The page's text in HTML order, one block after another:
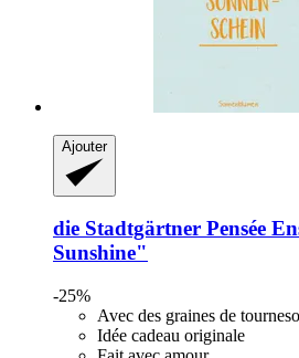
Ajouter
die Stadtgärtner Pensée
Sunshine"
-25%
Avec des graines de
Idée cadeau originale